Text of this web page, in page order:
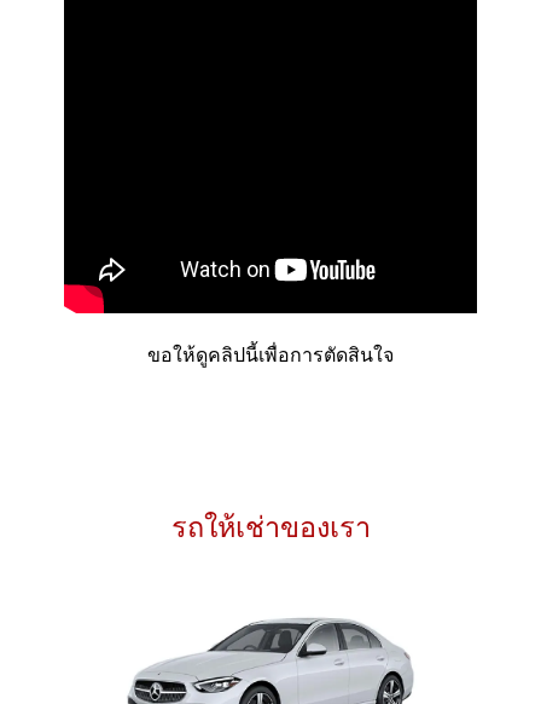
ขอให้ดูคลิปนี้เพื่อการตัดสินใจ
รถให้เช่าของเรา